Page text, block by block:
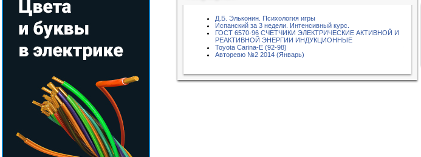
Д.Б. Эльконин. Психология игры
Испанский за 3 недели. Интенсивный курс.
ГОСТ 6570-96 СЧЕТЧИКИ ЭЛЕКТРИЧЕСКИЕ АКТИВНОЙ И
РЕАКТИВНОЙ ЭНЕРГИИ ИНДУКЦИОННЫЕ
Toyota Carina-E (92-98)
Авторевю №2 2014 (Январь)